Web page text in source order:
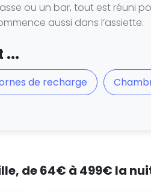
ou un bar, tout est réuni
aussi dans l’assiette.
...
de recharge
de 64€ à 499€ la